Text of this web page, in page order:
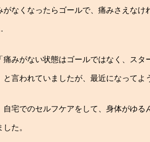
がなくなったらゴールで、痛みさえな
痛みがない状態はゴールではなく、ス
と言われていましたが、最近になって
自宅でのセルフケアをして、身体がゆ
た。